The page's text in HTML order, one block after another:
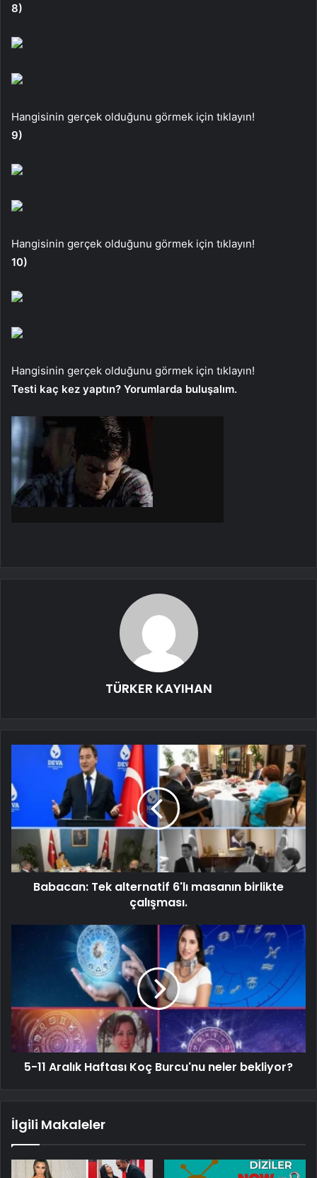
8)
Hangisinin gerçek olduğunu görmek için tıklayın!
9)
Hangisinin gerçek olduğunu görmek için tıklayın!
10)
Hangisinin gerçek olduğunu görmek için tıklayın!
Testi kaç kez yaptın? Yorumlarda buluşalım.
TÜRKER KAYIHAN
Babacan: Tek alternatif 6'lı masanın birlikte
çalışması.
5-11 Aralık Haftası Koç Burcu'nu neler bekliyor?
İlgili Makaleler